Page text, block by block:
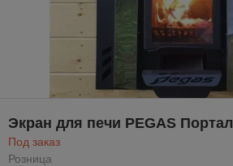
Экран для печи PEGAS Портал
Под заказ
Розница